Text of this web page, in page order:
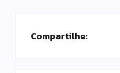
Compartilhe: